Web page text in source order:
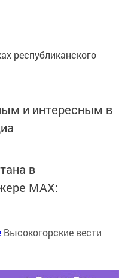
республиканского
и интересным в
в
MАХ:
Высокогорские вести